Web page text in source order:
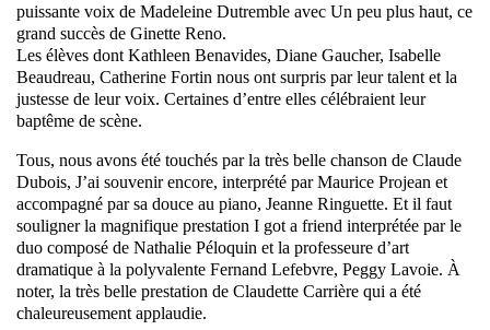
puissante voix de Madeleine Dutremble avec Un peu plus haut, ce
grand succès de Ginette Reno.
Les élèves dont Kathleen Benavides, Diane Gaucher, Isabelle
Beaudreau, Catherine Fortin nous ont surpris par leur talent et la
justesse de leur voix. Certaines d’entre elles célébraient leur
baptême de scène.
Tous, nous avons été touchés par la très belle chanson de Claude
Dubois, J’ai souvenir encore, interprété par Maurice Projean et
accompagné par sa douce au piano, Jeanne Ringuette. Et il faut
souligner la magnifique prestation I got a friend interprétée par le
duo composé de Nathalie Péloquin et la professeure d’art
dramatique à la polyvalente Fernand Lefebvre, Peggy Lavoie. À
noter, la très belle prestation de Claudette Carrière qui a été
chaleureusement applaudie.